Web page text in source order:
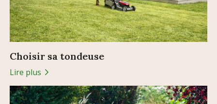
Choisir sa tondeuse
Lire plus